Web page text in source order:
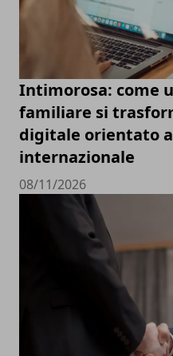
Intimorosa: come
familiare si
digitale orientato
internazionale
08/11/2026